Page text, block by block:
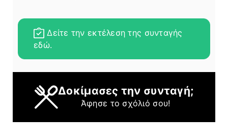
Δείτε την εκτέλεση της συνταγής
εδώ.
Δοκίμασες την συνταγή;
Άφησε το σχόλιό σου!